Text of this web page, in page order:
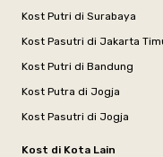
Kost Putri di Surabaya
Kost Pasutri di Jakarta
Kost Putri di Bandung
Kost Putra di Jogja
Kost Pasutri di Jogja
Kost di Kota Lain